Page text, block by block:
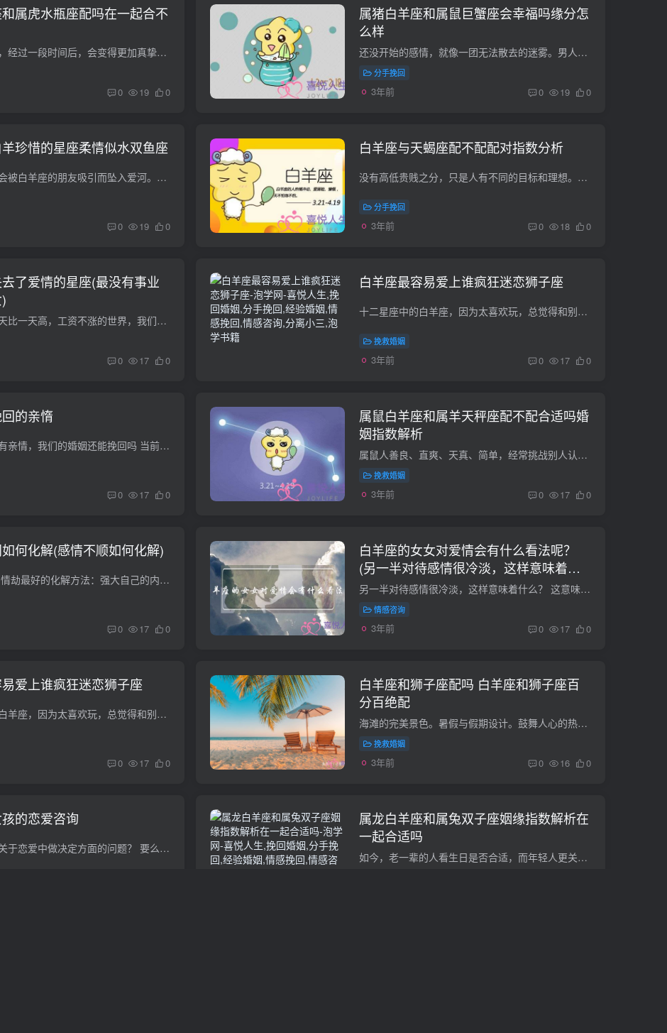
属虎水瓶座配吗在一起合不
很多人的感情，经过一段时间后，会变得更加真挚，因为这条路并不容易，需要相互的爱和默契。白羊座和白羊座在一起的时候，是不是很般配？会不会是一个合适的组合在一起？我们来看看相关的分析。...
0 19 0
属猪白羊座和属鼠巨蟹座会幸福吗缘分怎
么样
还没开始的感情，就像一团无法散去的迷雾。男人和女人在中间看不清楚自己想要什么，迷雾散去后会逐渐表现出自己的真情实感。在星座和黄道十二宫的配对关系中，白羊座和巨蟹座两个人在一起幸福吗...
分手挽回
3年前 0 19 0
珍惜的星座柔情似水双鱼座
实际上，他们会被白羊座的朋友吸引而坠入爱河。重要的一点是，他们在生活中总是充满热情和阳光。不管你面临什么样的糟糕情况，你都可以坚强地前进。那么他们心中哪个星座值得珍惜呢？今天就一起...
0 19 0
白羊座与天蝎座配不配配对指数分析
没有高低贵贱之分，只是人有不同的目标和理想。所以，如果大家都不是过客，就没必要凑在一起。否则，即使现在是亲密关系，也很快就会天各一方。因为不情愿的后果是不舒服，对方很难继续维持。十...
分手挽回
3年前 0 18 0
了爱情的星座(最没有事业
在这个房价一天比一天高，工资不涨的世界，我们要为了生存而忘我工作。在忙碌的时候，我们会不自觉地忽略最爱我们的TA，甚至失去我们所爱的。十二星座谁会因为事业而失去爱情？白羊星座白羊座的...
0 17 0
白羊座最容易爱上谁疯狂迷恋狮子座
十二星座中的白羊座，因为太喜欢玩，总觉得和别人在一起不靠谱。即使有一天他们向自己爱的人坦白，他们也往往不能让对方很快做出决定。那么，对于白羊座来说，他们最容易爱上哪些星座呢？ 第一...
挽救婚姻
3年前 0 17 0
的亲惰
前夫说对我只有亲情，我们的婚姻还能挽回吗 当前第三者的存在似乎正蔓延为一种较“普遍”的社会现象。婚姻很实际，不可能说解体就解体。面对老公的外遇，离不离婚要区别对待。如果不想家里破碎...
0 17 0
属鼠白羊座和属羊天秤座配不配合适吗婚
姻指数解析
属鼠人善良、直爽、天真、简单，经常挑战别人认为不可能的事情。它们结合了大胆、自信、果断和简单的许多优点。白羊座,天秤座的人们在浪漫的历史中感到舒适和有能力。这两种性格放在一起会是什...
挽救婚姻
3年前 0 17 0
何化解(感情不顺如何化解)
如何化解情劫 情劫最好的化解方法：强大自己的内心。现实生活中，我们不仅会遇到情劫，还会遇到其他的事情和困难，需要自己独自面对的就更多了，所以不管自己是女性还是男性，都需要强大自己的...
0 17 0
白羊座的女女对爱情会有什么看法呢？
(另一半对待感情很冷淡，这样意味着什
么？)
另一半对待感情很冷淡，这样意味着什么？ 这意味着你们的这段感，已经面临着结束了，因为他如果对这段感很冷淡的话，那就是已经不想再继续了。 如何在恋爱冷淡期进行沟通这就是磨合期。 我告诉...
情感咨询
3年前 0 17 0
爱上谁疯狂迷恋狮子座
十二星座中的白羊座，因为太喜欢玩，总觉得和别人在一起不靠谱。即使有一天他们向自己爱的人坦白，他们也往往不能让对方很快做出决定。那么，对于白羊座来说，他们最容易爱上哪些星座呢？ 第一...
0 17 0
白羊座和狮子座配吗 白羊座和狮子座百
分百绝配
海滩的完美景色。暑假与假期设计。鼓舞人心的热带海滩、棕榈树和白色海滩。宁静的风景，放松的沙滩文/梵星至于白羊座和狮子座的感情配对，很多星座介绍都是100%肯定的，而这一对星座的CP之所以...
挽救婚姻
3年前 0 16 0
的恋爱咨询
咨询大家一个关于恋爱中做决定方面的问题？ 要么在决定之前，就考虑得充分些，比如关于吃饭，如果看到她今天穿得比较随意，就去小饭馆或者点外卖，如果她今天打扮得很漂亮，就去高大上的地方吃...
属龙白羊座和属兔双子座姻缘指数解析在
一起合适吗
如今，老一辈的人看生日是否合适，而年轻人更关注星座。通常，他们会匹配自己的生肖和星座，观察与另一半的匹配指数。黄道十二宫和黄道十二宫也是一样的意思，很多年轻人更注重自己黄道十二宫的...